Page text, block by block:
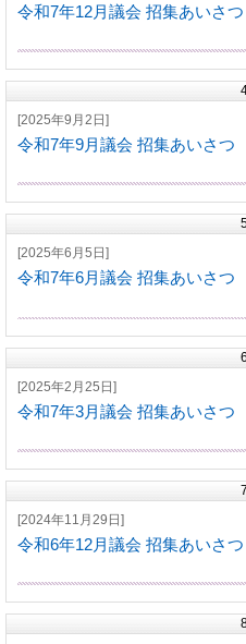
令和7年12月議会 招集あいさつ
[2025年9月2日]
令和7年9月議会 招集あいさつ
[2025年6月5日]
令和7年6月議会 招集あいさつ
[2025年2月25日]
令和7年3月議会 招集あいさつ
7
[2024年11月29日]
令和6年12月議会 招集あいさつ